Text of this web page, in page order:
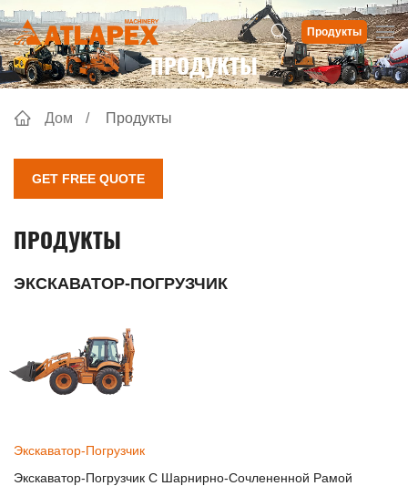
Продукты
ПРОДУКТЫ
Дом Продукты
GET FREE QUOTE
ПРОДУКТЫ
ЭКСКАВАТОР-ПОГРУЗЧИК
Экскаватор-Погрузчик
Экскаватор-Погрузчик С Шарнирно-Сочлененной Рамой